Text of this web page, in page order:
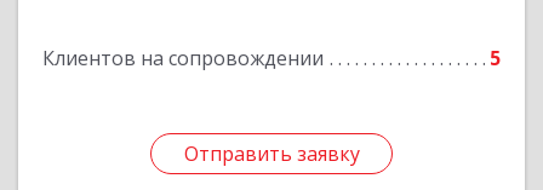
Клиентов на сопровождении 5
Отправить заявку
Отправить заявку